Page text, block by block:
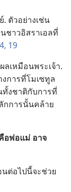
ตัว​อย่าง​เช่น
ชาว​อิสราเอล​ที่​
19
เหมือน​พระเจ้า.
การ​ที่​โมเซ​ทูล​
ทั้ง​ชาติ​กับ​การ​ที่​
การ​นั้น​คล้าย​
อ​พ่อ​แม่ อาจ​
ต่อ​ไป​นี้​จะ​ช่วย​